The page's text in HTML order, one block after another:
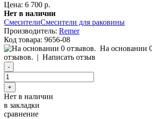
Цена: 6 700 р.
Нет в наличии
СмесителиСмесители для раковины
Производитель: Remer
Код товара: 9656-08
На основании
отзывов. | Написать отзыв
Нет в наличии
в закладки
сравнение